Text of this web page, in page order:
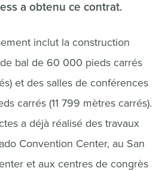
a obtenu ce contrat.
inclut la construction
bal de 60 000 pieds carrés
et des salles de conférences
carrés (11 799 mètres carrés).
a déjà réalisé des travaux
Convention Center, au San
et aux centres de congrès